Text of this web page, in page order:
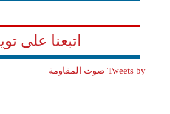
اتبعنا على
Tweets by صوت المقاومة